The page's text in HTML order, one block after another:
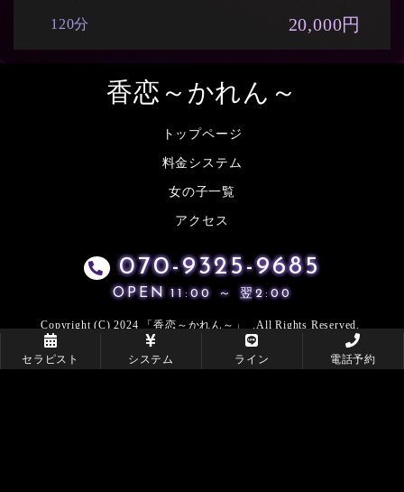
120分 20,000円
香恋～かれん～
トップページ
料金システム
女の子一覧
アクセス
070-9325-9685
OPEN 11:00 ～ 翌2:00
Copyright (C) 2024 「香恋～かれん～」 .All Rights Reserved.
セラピスト システム ライン 電話予約